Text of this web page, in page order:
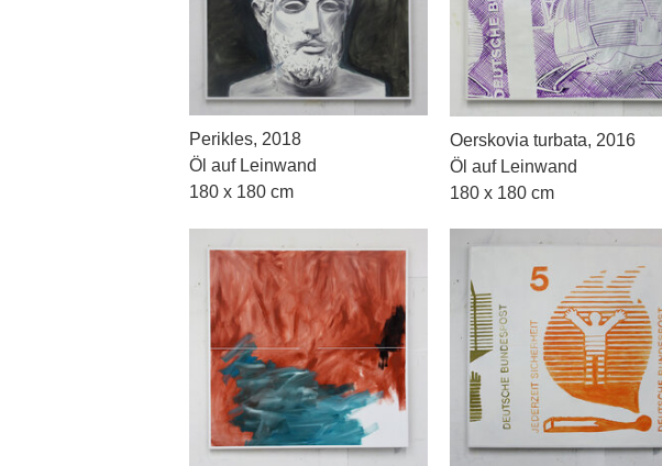
Perikles, 2018
Öl auf Leinwand
180 x 180 cm
Oerskovia turbata, 2016
Öl auf Leinwand
180 x 180 cm